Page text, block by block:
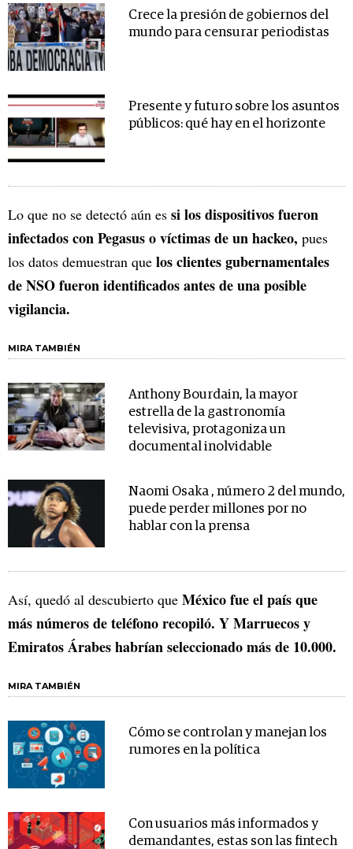
Crece la presión de gobiernos del
mundo para censurar periodistas
Presente y futuro sobre los asuntos
públicos: qué hay en el horizonte
Lo que no se detectó aún es si los dispositivos fueron
infectados con Pegasus o víctimas de un hackeo, pues
los datos demuestran que los clientes gubernamentales
de NSO fueron identificados antes de una posible
vigilancia.
MIRA TAMBIÉN
Anthony Bourdain, la mayor
estrella de la gastronomía
televisiva, protagoniza un
documental inolvidable
Naomi Osaka , número 2 del mundo,
puede perder millones por no
hablar con la prensa
Así, quedó al descubierto que México fue el país que
más números de teléfono recopiló. Y Marruecos y
Emiratos Árabes habrían seleccionado más de 10.000.
MIRA TAMBIÉN
Cómo se controlan y manejan los
rumores en la política
Con usuarios más informados y
demandantes, estas son las fintech